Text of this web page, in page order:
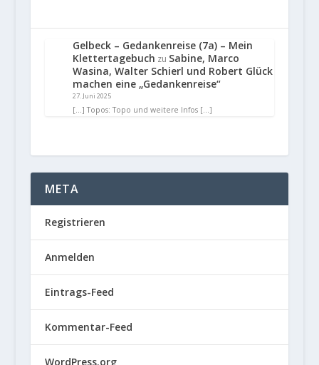
Gelbeck – Gedankenreise (7a) – Mein
Klettertagebuch zu Sabine, Marco
Wasina, Walter Schierl und Robert Glück
machen eine „Gedankenreise“
27. Juni 2025
[…] Topos: Topo und weitere Infos […]
META
Registrieren
Anmelden
Eintrags-Feed
Kommentar-Feed
WordPress.org